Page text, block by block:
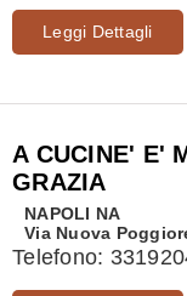
Leggi Dettagli
A CUCINE' E'
GRAZIA
NAPOLI
NA
Via Nuova
Telefono: